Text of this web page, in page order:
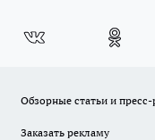
Обзорные статьи и
Заказать рекламу